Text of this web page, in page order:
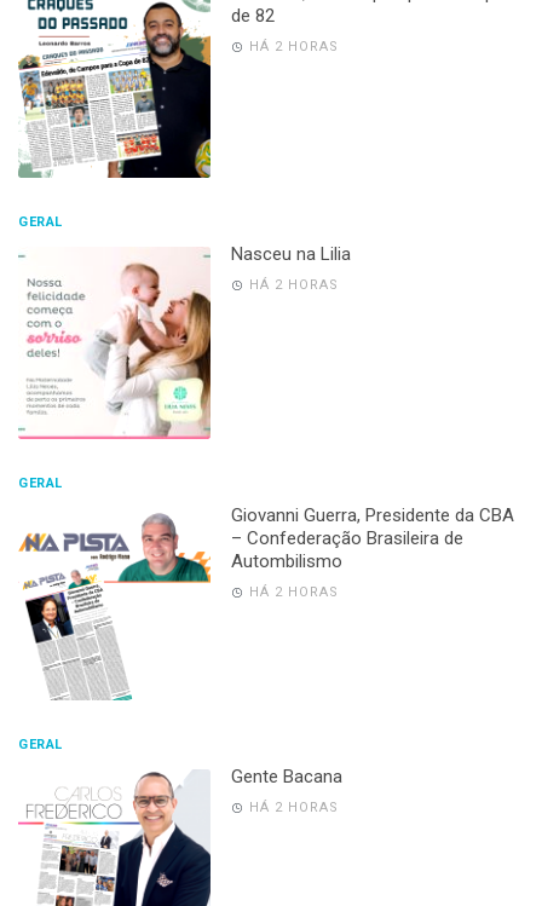
de 82
HÁ 2 HORAS
GERAL
Nasceu na Lilia
HÁ 2 HORAS
GERAL
Giovanni Guerra, Presidente da CBA
– Confederação Brasileira de
Autombilismo
HÁ 2 HORAS
GERAL
Gente Bacana
HÁ 2 HORAS